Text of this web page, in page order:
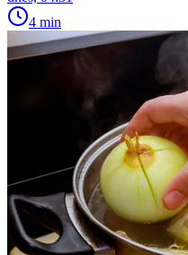
4 min